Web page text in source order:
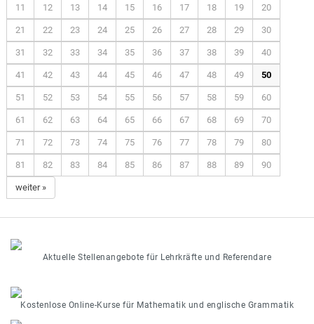
11 12 13 14 15 16 17 18 19 20
21 22 23 24 25 26 27 28 29 30
31 32 33 34 35 36 37 38 39 40
41 42 43 44 45 46 47 48 49 50
51 52 53 54 55 56 57 58 59 60
61 62 63 64 65 66 67 68 69 70
71 72 73 74 75 76 77 78 79 80
81 82 83 84 85 86 87 88 89 90
weiter »
Aktuelle Stellenangebote für Lehrkräfte und Referendare
Kostenlose Online-Kurse für Mathematik und englische Grammatik